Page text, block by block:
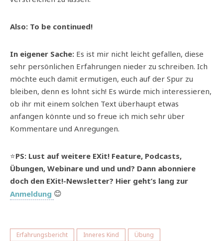
Also: To be continued!
In eigener Sache: Es ist mir nicht leicht gefallen, diese
sehr persönlichen Erfahrungen nieder zu schreiben. Ich
möchte euch damit ermutigen, euch auf der Spur zu
bleiben, denn es lohnt sich! Es würde mich interessieren,
ob ihr mit einem solchen Text überhaupt etwas
anfangen könnte und so freue ich mich sehr über
Kommentare und Anregungen.
⭐️PS: Lust auf weitere EXit! Feature, Podcasts,
Übungen, Webinare und und und? Dann abonniere
doch den EXit!-Newsletter? Hier geht’s lang zur
Anmeldung 😊
Erfahrungsbericht Inneres Kind Übung